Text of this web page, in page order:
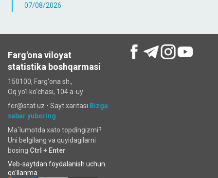
07/08/2026
Farg'ona viloyat
statistika boshqarmasi
150100, Farg'ona sh.,
Oq yo'l ko‘chаsi, 104 a-uy
fer@stat.uz • Sayt xaritasi Bizga
xabar yuboring
Ma`lumotda xato topdingizmi?
Uni belgilang va quyidagilarni
bosing Ctrl + Enter
Veb-saytdan foydalanish uchun
qo'llanma